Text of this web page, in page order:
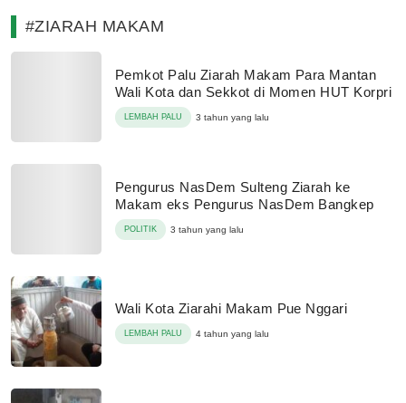
#ZIARAH MAKAM
Pemkot Palu Ziarah Makam Para Mantan
Wali Kota dan Sekkot di Momen HUT Korpri
LEMBAH PALU 3 tahun yang lalu
Pengurus NasDem Sulteng Ziarah ke
Makam eks Pengurus NasDem Bangkep
POLITIK 3 tahun yang lalu
Wali Kota Ziarahi Makam Pue Nggari
LEMBAH PALU 4 tahun yang lalu